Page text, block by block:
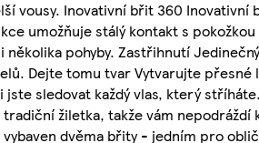
vousy. Inovativní břit 360
umožňuje stálý kontakt s
pohyby. Zastřihnutí
Dejte tomu tvar Vytvarujte
sledovat každý vlas, který
žiletka, takže vám
dvěma břity - jedním pro